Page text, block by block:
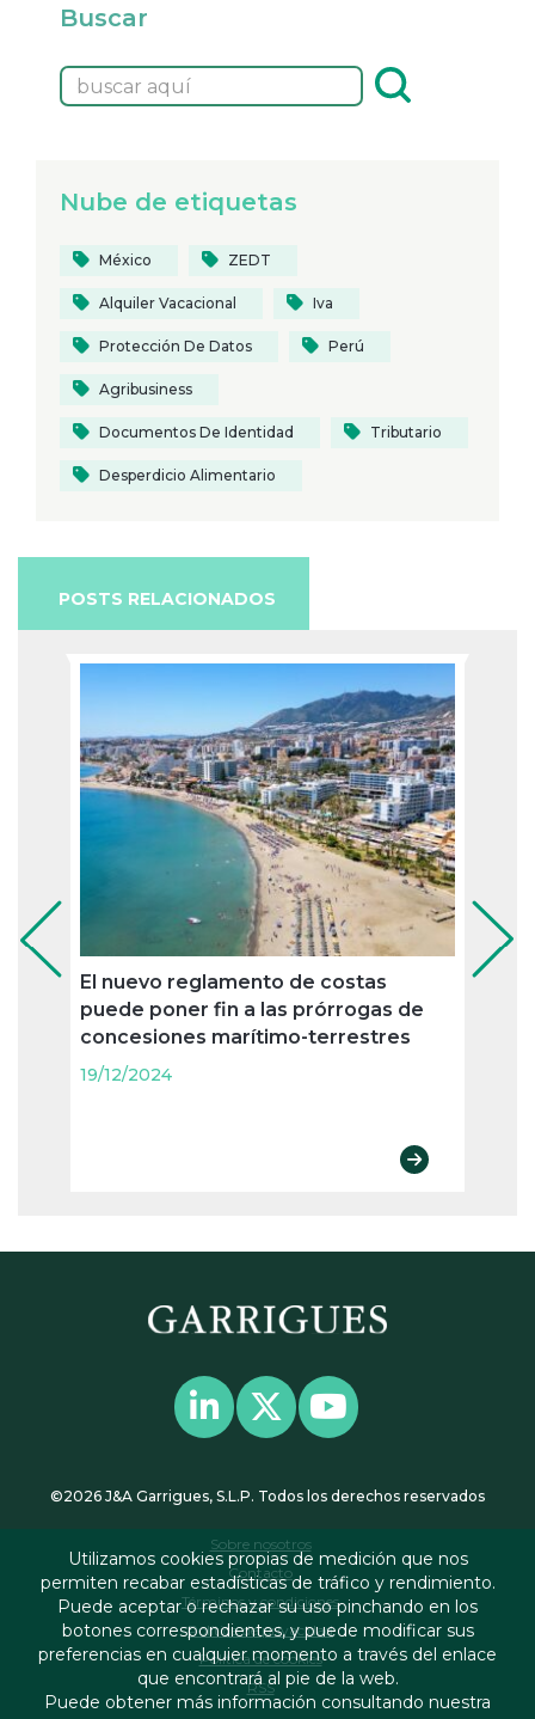
Buscar
Nube de etiquetas
México ZEDT
Alquiler Vacacional Iva
Protección De Datos Perú
Agribusiness
Documentos De Identidad Tributario
Desperdicio Alimentario
POSTS RELACIONADOS
El nuevo reglamento de costas
puede poner fin a las prórrogas de
concesiones marítimo-terrestres
19/12/2024
©2026 J&A Garrigues, S.L.P. Todos los derechos reservados
Sobre nosotros
Contacto
Términos y condiciones
Política de privacidad
Política de cookies
RSS
Utilizamos cookies propias de medición que nos
permiten recabar estadísticas de tráfico y rendimiento.
Puede aceptar o rechazar su uso pinchando en los
botones correspondientes, y puede modificar sus
preferencias en cualquier momento a través del enlace
que encontrará al pie de la web.
Puede obtener más información consultando nuestra